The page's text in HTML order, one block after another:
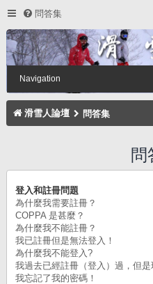
問答集
Navigation
滑雪人論壇 問答集
問
登入和註冊問題
為什麼我需要註冊？
COPPA 是甚麼？
為什麼我不能註冊？
我已註冊但是無法登入！
為什麼我不能登入?
我過去已經註冊（登入）過，但是
我忘記了我的密碼！